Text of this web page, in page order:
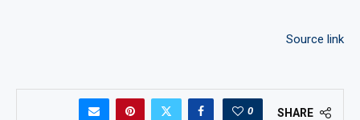
Source link
SHARE
0